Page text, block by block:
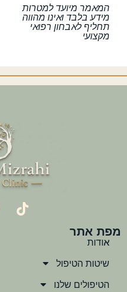
המאמר מיועד למטרות
מידע בלבד ואינו מהווה
תחליף לאבחון רפואי
מקצועי
מפת אתר
אודות
שיטות הטיפול
הטיפולים שלנו